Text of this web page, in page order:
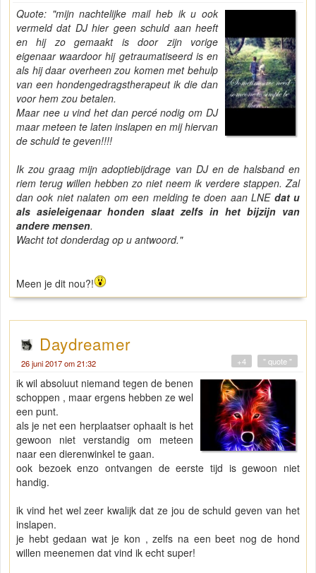
Quote: "mijn nachtelijke mail heb ik u ook
vermeld dat DJ hier geen schuld aan heeft
en hij zo gemaakt is door zijn vorige
eigenaar waardoor hij getraumatiseerd is en
als hij daar overheen zou komen met behulp
van een hondengedragstherapeut ik die dan
voor hem zou betalen.
Maar nee u vind het dan percé nodig om DJ
maar meteen te laten inslapen en mij hiervan
de schuld te geven!!!!
Ik zou graag mijn adoptiebijdrage van DJ en de halsband en
riem terug willen hebben zo niet neem ik verdere stappen. Zal
dan ook niet nalaten om een melding te doen aan LNE dat u
als asieleigenaar honden slaat zelfs in het bijzijn van
andere mensen.
Wacht tot donderdag op u antwoord."
Meen je dit nou?!
Daydreamer
26 juni 2017 om 21:32 " quote "
+4
ik wil absoluut niemand tegen de benen
schoppen , maar ergens hebben ze wel
een punt.
als je net een herplaatser ophaalt is het
gewoon niet verstandig om meteen
naar een dierenwinkel te gaan.
ook bezoek enzo ontvangen de eerste tijd is gewoon niet
handig.
ik vind het wel zeer kwalijk dat ze jou de schuld geven van het
inslapen.
je hebt gedaan wat je kon , zelfs na een beet nog de hond
willen meenemen dat vind ik echt super!